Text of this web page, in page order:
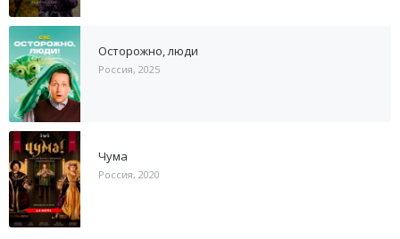
Осторожно, люди
Россия, 2025
Чума
Россия, 2020